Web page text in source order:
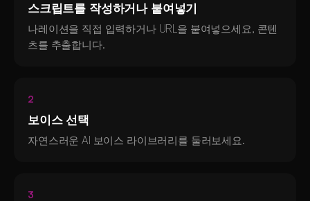
스크립트를 작성하거나 붙여넣기
나레이션을 직접 입력하거나 URL을 붙여넣으세요, 콘텐
츠를 추출합니다.
2
보이스 선택
자연스러운 AI 보이스 라이브러리를 둘러보세요.
3